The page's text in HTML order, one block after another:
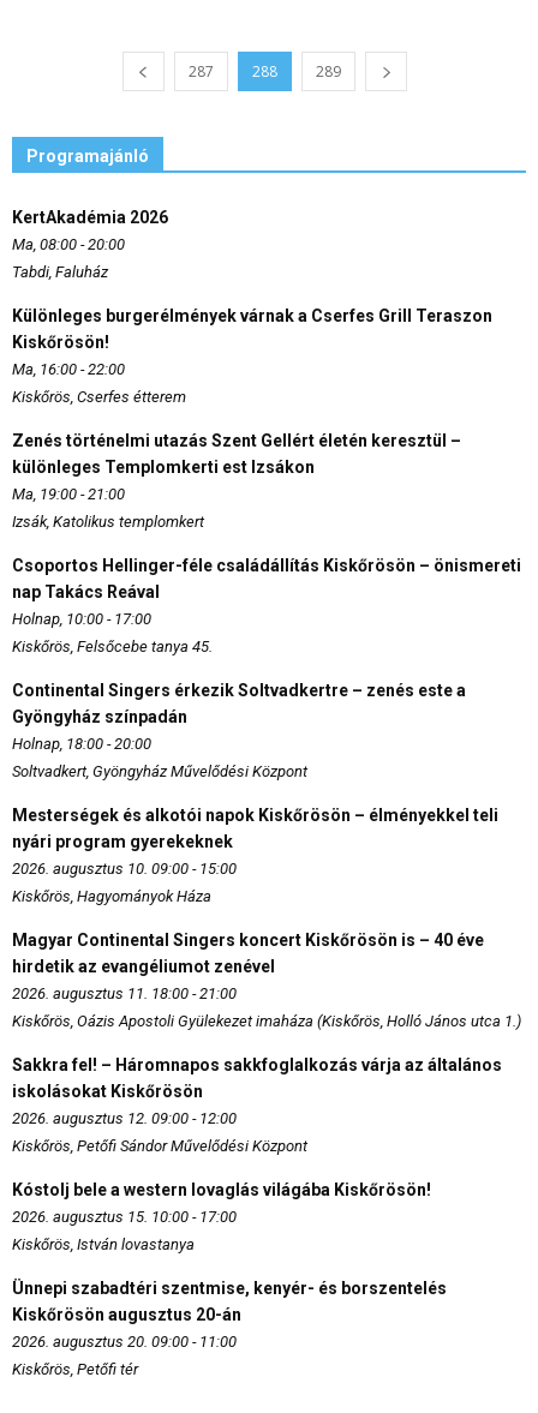
287 288 289
Programajánló
KertAkadémia 2026
Ma, 08:00 - 20:00
Tabdi, Faluház
Különleges burgerélmények várnak a Cserfes Grill Teraszon
Kiskőrösön!
Ma, 16:00 - 22:00
Kiskőrös, Cserfes étterem
Zenés történelmi utazás Szent Gellért életén keresztül –
különleges Templomkerti est Izsákon
Ma, 19:00 - 21:00
Izsák, Katolikus templomkert
Csoportos Hellinger-féle családállítás Kiskőrösön – önismereti
nap Takács Reával
Holnap, 10:00 - 17:00
Kiskőrös, Felsőcebe tanya 45.
Continental Singers érkezik Soltvadkertre – zenés este a
Gyöngyház színpadán
Holnap, 18:00 - 20:00
Soltvadkert, Gyöngyház Művelődési Központ
Mesterségek és alkotói napok Kiskőrösön – élményekkel teli
nyári program gyerekeknek
2026. augusztus 10. 09:00 - 15:00
Kiskőrös, Hagyományok Háza
Magyar Continental Singers koncert Kiskőrösön is – 40 éve
hirdetik az evangéliumot zenével
2026. augusztus 11. 18:00 - 21:00
Kiskőrös, Oázis Apostoli Gyülekezet imaháza (Kiskőrös, Holló János utca 1.)
Sakkra fel! – Háromnapos sakkfoglalkozás várja az általános
iskolásokat Kiskőrösön
2026. augusztus 12. 09:00 - 12:00
Kiskőrös, Petőfi Sándor Művelődési Központ
Kóstolj bele a western lovaglás világába Kiskőrösön!
2026. augusztus 15. 10:00 - 17:00
Kiskőrös, István lovastanya
Ünnepi szabadtéri szentmise, kenyér- és borszentelés
Kiskőrösön augusztus 20-án
2026. augusztus 20. 09:00 - 11:00
Kiskőrös, Petőfi tér